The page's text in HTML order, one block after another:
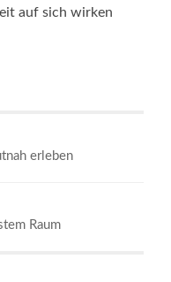
auf sich wirken
erleben
Raum